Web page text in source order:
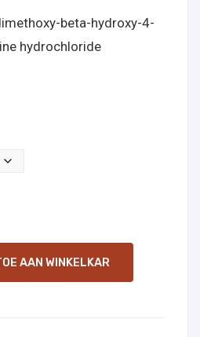
ne
Kop
beta-hydroxy-4-
hydrochloride
AAN WINKELKAR